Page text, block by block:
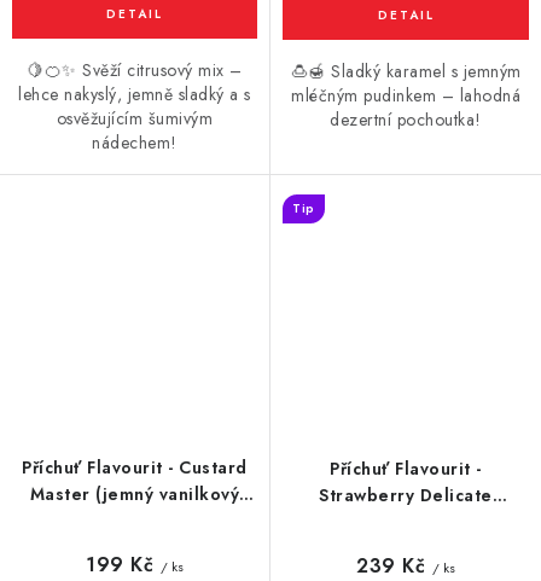
🍋🍊✨ Svěží citrusový mix –
lehce nakyslý, jemně sladký a s
osvěžujícím šumivým
nádechem!
🍮🍯 Sladký karamel s jemným
mléčným pudinkem – lahodná
dezertní pochoutka!
Příchuť Flavourit - Custard
Master (jemný vanilkový
199 Kč / ks
Příchuť Flavourit -
Strawberry Delicate
Tip
239 Kč / ks